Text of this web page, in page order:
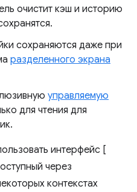
очистит кэш и историю
сохраняются даже при
разделенного экрана
управляемую
для чтения для
интерфейс [
через
контекстах